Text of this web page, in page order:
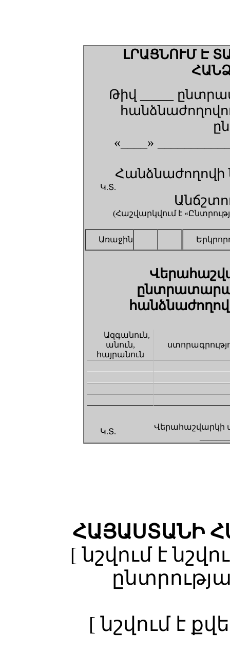
ԼՐԱՑՆՈՒՄ Է
Թիվ _____
«____»
Հանձնաժողովի
Կ.Տ.
(Հաշվարկվում է
Առաջին
Ազգանուն,
անուն,
հայրանուն
Կ.Տ.
Վերահաշվարկի
ՀԱՅԱՍՏԱՆԻ
[ նշվում է
[ նշվում է